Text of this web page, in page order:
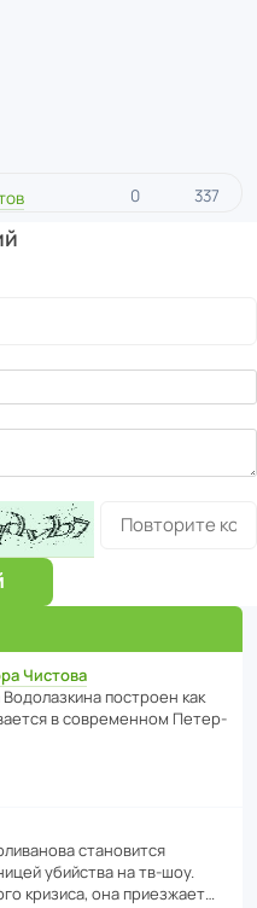
0 337
Чистова
пост­роен как
в совре­менном Пете­р­
стано­вится
убийства на тв-шоу.
кризиса, она приезжает…